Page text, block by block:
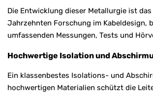
Die Entwicklung dieser Metallurgie ist
Jahrzehnten Forschung im Kabeldesign,
umfassenden Messungen, Tests und
Hochwertige Isolation und
Ein klassenbestes Isolations- und
hochwertigen Materialien schützt die